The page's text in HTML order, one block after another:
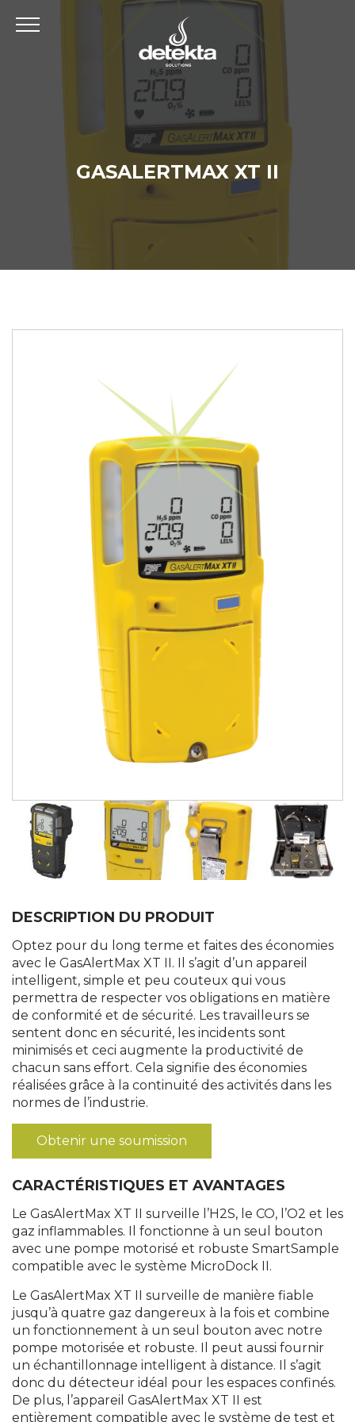
GASALERTMAX XT II
DESCRIPTION DU PRODUIT
Optez pour du long terme et faites des économies
avec le GasAlertMax XT II. Il s’agit d’un appareil
intelligent, simple et peu couteux qui vous
permettra de respecter vos obligations en matière
de conformité et de sécurité. Les travailleurs se
sentent donc en sécurité, les incidents sont
minimisés et ceci augmente la productivité de
chacun sans effort. Cela signifie des économies
réalisées grâce à la continuité des activités dans les
normes de l’industrie.
Obtenir une soumission
CARACTÉRISTIQUES ET AVANTAGES
Le GasAlertMax XT II surveille l’H2S, le CO, l’O2 et les
gaz inflammables. Il fonctionne à un seul bouton
avec une pompe motorisé et robuste SmartSample
compatible avec le système MicroDock II.
Le GasAlertMax XT II surveille de manière fiable
jusqu’à quatre gaz dangereux à la fois et combine
un fonctionnement à un seul bouton avec notre
pompe motorisée et robuste. Il peut aussi fournir
un échantillonnage intelligent à distance. Il s’agit
donc du détecteur idéal pour les espaces confinés.
De plus, l’appareil GasAlertMax XT II est
entièrement compatible avec le système de test et